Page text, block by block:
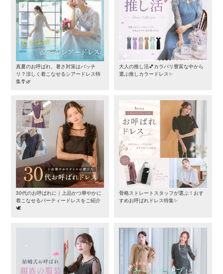
真夏のお呼ばれ、暑さ対策はバッチ
リ？涼しく着こなせるシアードレス特
集🎐🌿
大人の推し活💕カラバリ豊富な中から
選ぶ推しカラードレス✨
30代のお呼ばれに｜上品かつ華やかに
着こなせるパーティードレスをご紹介
🕊️
骨格ストレートスタッフが選ぶ！おす
すめお呼ばれドレス特集✨